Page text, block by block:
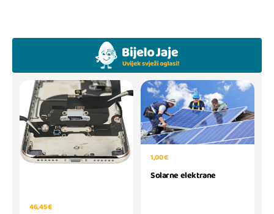
46,45 €
1,00 €
Solarne elektrane